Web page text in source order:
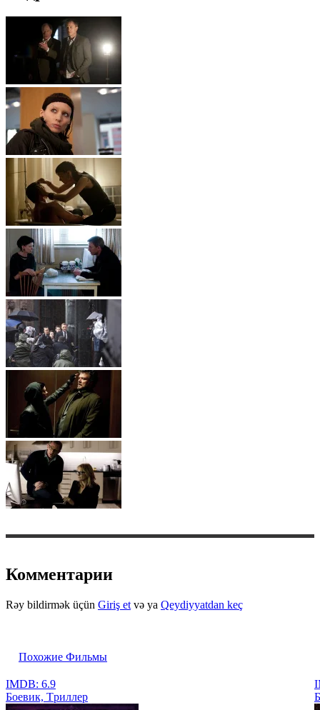
Комментарии
Rəy bildirmək üçün Giriş et və ya Qeydiyyatdan keç
Похожие Фильмы
IMDB: 6.9
Боевик, Tриллер